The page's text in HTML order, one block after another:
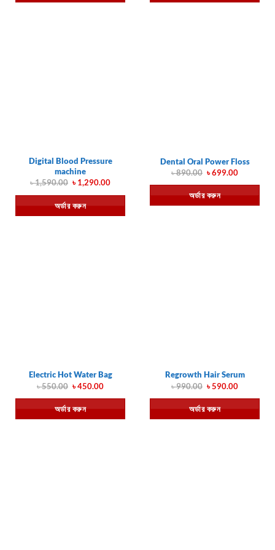
Digital Blood Pressure
machine
৳1,590.00 Original
price
was:
৳ 1,590.00.
৳1,290.00Current
is:
৳ 1,290.00.
অর্ডার করুন
Dental Oral Power Floss
৳890.00 Original
was:
৳ 890.00.
৳699.00Current
is:
৳ 699.00.
অর্ডার করুন
Electric Hot Water Bag
৳550.00 Original
was:
৳ 550.00.
৳450.00Current
is:
৳ 450.00.
অর্ডার করুন
Regrowth Hair Serum
৳990.00 Original
was:
৳ 990.00.
৳590.00Current
is:
৳ 590.00.
অর্ডার করুন